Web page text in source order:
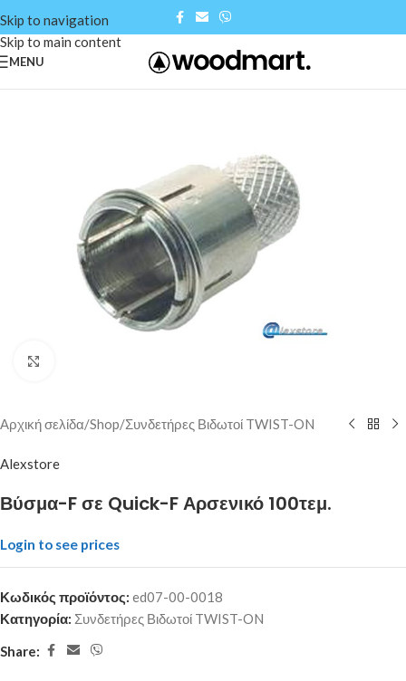
Skip to navigation
Skip to main content
MENU
Αρχική σελίδα/Shop/Συνδετήρες Βιδωτοί TWIST-ON
Alexstore
Βύσμα-F σε Quick-F Αρσενικό 100τεμ.
Login to see prices
Κωδικός προϊόντος: ed07-00-0018
Κατηγορία: Συνδετήρες Βιδωτοί TWIST-ON
Share: